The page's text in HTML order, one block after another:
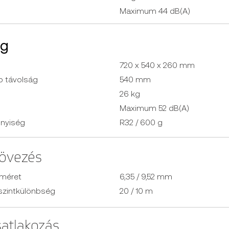
Maximum 44 ​dB(A)
720 x 540 x 260 mm
540 mm
26 kg
Maximum 52 dB(A)
R32 / 600 g
6,35 / 9,52 mm
20 / 10 m
távolság